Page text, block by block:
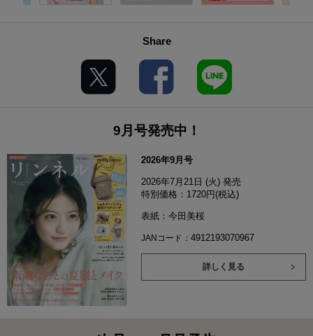
Share
9月号発売中！
2026年9月号
2026年7月21日 (火) 発売
特別価格：1720円(税込)
表紙：今田美桜
JANコード： 4912193070967
詳しく見る